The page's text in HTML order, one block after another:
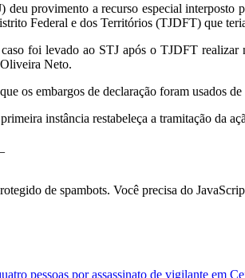
deu provimento a recurso especial
Federal e dos Territórios (TJDFT) que
foi levado ao STJ após o TJDFT realizar
Neto.
os embargos de declaração foram usados
instância restabeleça a tramitação da
de spambots. Você precisa do
pessoas por assassinato de vigilante em